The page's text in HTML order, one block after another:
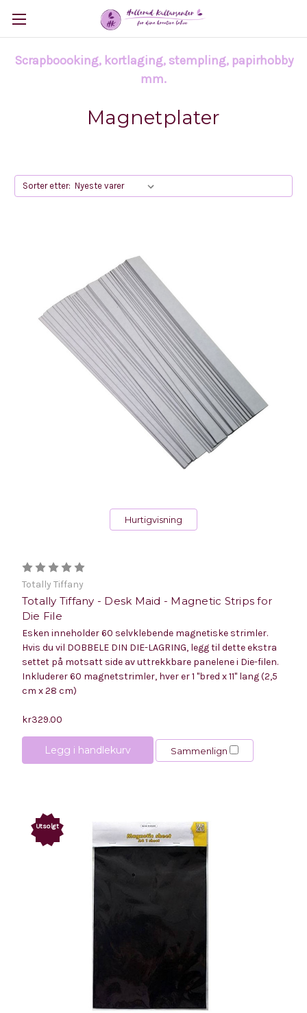
Scrapboooking, kortlaging, stempling, papirhobby
mm.
Magnetplater
Sorter etter:
Hurtigvisning
Totally Tiffany
Totally Tiffany - Desk Maid - Magnetic Strips for
Die File
Esken inneholder 60 selvklebende magnetiske strimler.
Hvis du vil DOBBELE DIN DIE-LAGRING, legg til dette ekstra
settet på motsatt side av uttrekkbare panelene i Die-filen.
Inkluderer 60 magnetstrimler, hver er 1 "bred x 11" lang (2,5
cm x 28 cm)
kr329.00
Legg i handlekurv Sammenlign
Utsolgt